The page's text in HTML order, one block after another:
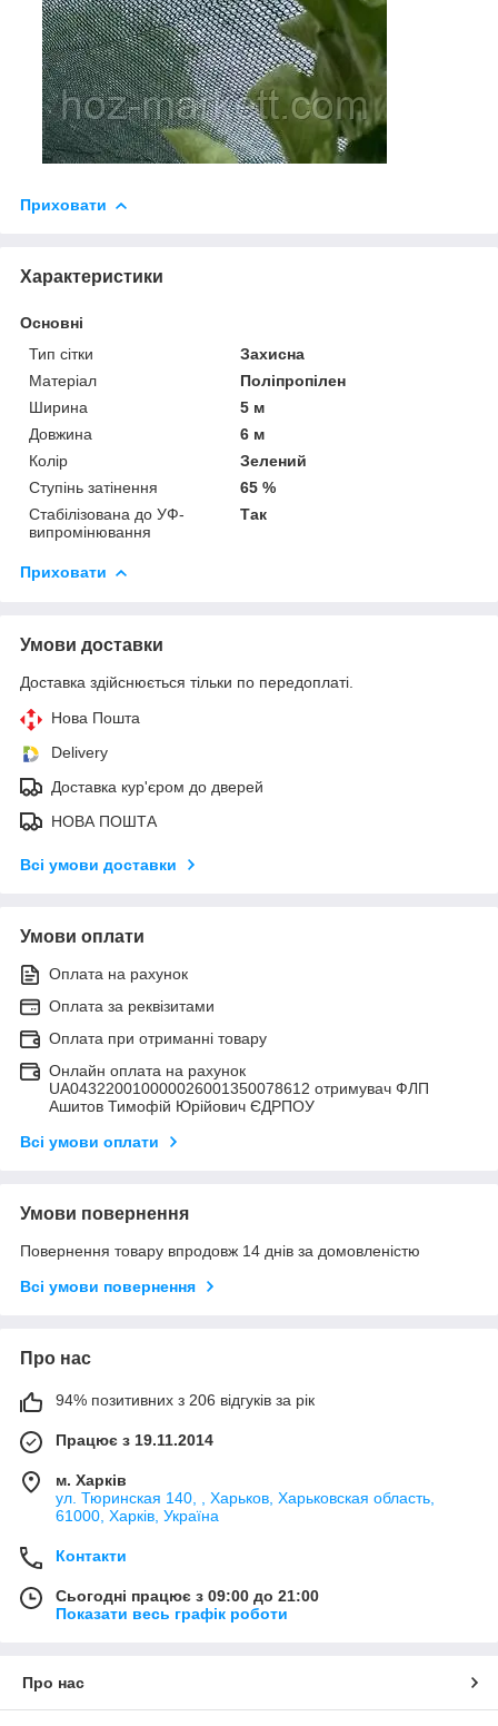
Приховати
Характеристики
Основні
Тип сітки
Захисна
Матеріал
Поліпропілен
Ширина
5 м
Довжина
6 м
Колір
Зелений
Ступінь затінення
65 %
Стабілізована до УФ-
випромінювання
Так
Приховати
Умови доставки
Доставка здійснюється тільки по передоплаті.
Нова Пошта
Delivery
Доставка кур'єром до дверей
НОВА ПОШТА
Всі умови доставки
Умови оплати
Оплата на рахунок
Оплата за реквізитами
Оплата при отриманні товару
Онлайн оплата на рахунок
UA043220010000026001350078612 отримувач ФЛП
Ашитов Тимофій Юрійович ЄДРПОУ
Всі умови оплати
Умови повернення
Повернення товару впродовж 14 днів за домовленістю
Всі умови повернення
Про нас
94% позитивних з 206 відгуків за рік
Працює з 19.11.2014
м. Харків
ул. Тюринская 140, , Харьков, Харьковская область,
61000, Харків, Україна
Контакти
Сьогодні працює з 09:00 до 21:00
Показати весь графік роботи
Про нас